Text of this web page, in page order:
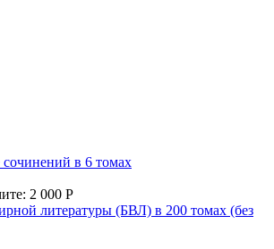
в 6 томах
2 000 Р